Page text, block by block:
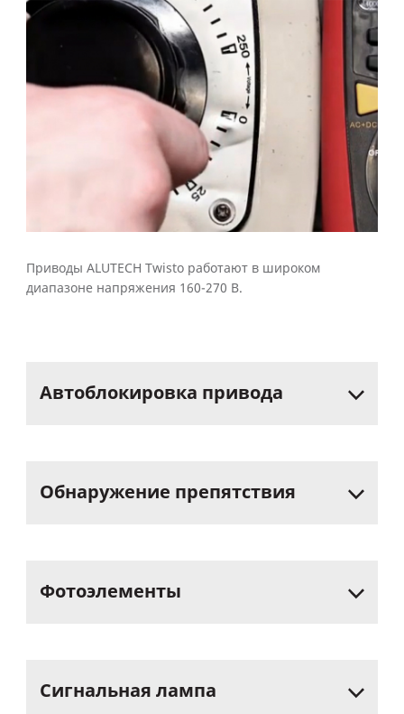
Приводы ALUTECH Twisto работают в широком
диапазоне напряжения 160-270 В.
Автоблокировка привода
Обнаружение препятствия
Фотоэлементы
Сигнальная лампа